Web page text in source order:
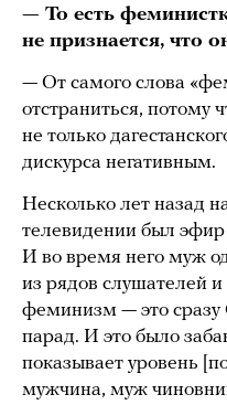
— То есть
не признается, что
— От самого слова
отстраниться, потому
не только
дискурса негативным.
Несколько лет назад
телевидении был
И во время него муж
из рядов слушателей и
феминизм — это сразу
парад. И это было
показывает уровень
мужчина, муж